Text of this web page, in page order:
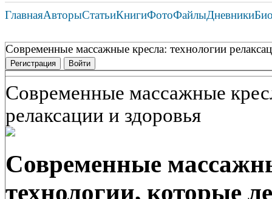
ГлавнаяАвторыСтатьиКнигиФотоФайлыДневники
Современные массажные кресла: технологии
Регистрация Войти
Современные массажные
релаксации и здоровья
Современные
технологии, которые